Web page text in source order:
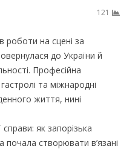
121
роботи на сцені за
до України й
Професійна
та міжнародні
життя, нині
як запорізька
почала створювати в’язані